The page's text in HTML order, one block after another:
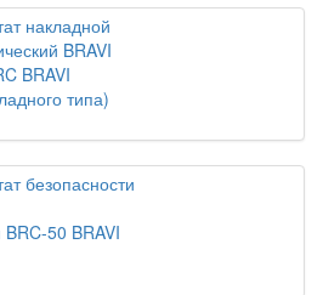
BRAVI
типа)
50 BRAVI